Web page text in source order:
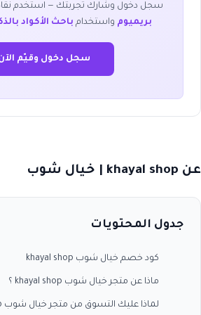
سجل دخول وشارك تجربتك — استخدم
بريميوم واستخدام باحث الأكواد
سجل دخول وقيّم
عن khayal shop | خيال شوب
جدول المحتويات
كود خصم خيال شوب khayal shop
ماذا عن متجر خيال شوب khayal shop ؟
لماذا عليك التسوق من متجر خيال شوب khayal shop ؟